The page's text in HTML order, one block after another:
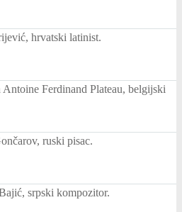
hrvatski latinist.
Antoine Ferdinand Plateau, belgijski
ruski pisac.
srpski kompozitor.